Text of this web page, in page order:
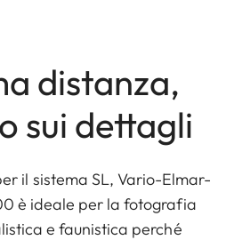
distanza,
sui dettagli
il sistema SL, Vario-Elmar-
è ideale per la fotografia
e faunistica perché